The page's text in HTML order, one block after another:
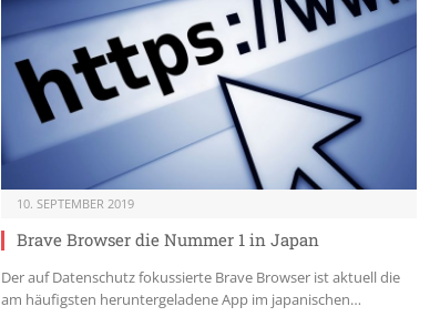
10. SEPTEMBER 2019
Brave Browser die Nummer 1 in Japan
Der auf Datenschutz fokussierte Brave Browser ist aktuell die
am häufigsten heruntergeladene App im japanischen…